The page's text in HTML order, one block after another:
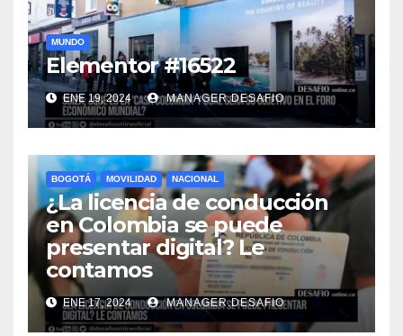
MUNDO
Elementor #16522
ENE 19, 2024 MANAGER.DESAFIO
BOGOTÁ MOVILIDAD NACIONAL
¿La licencia de conducción
en Colombia se puede
presentar digital? Le
contamos
ENE 17, 2024 MANAGER.DESAFIO